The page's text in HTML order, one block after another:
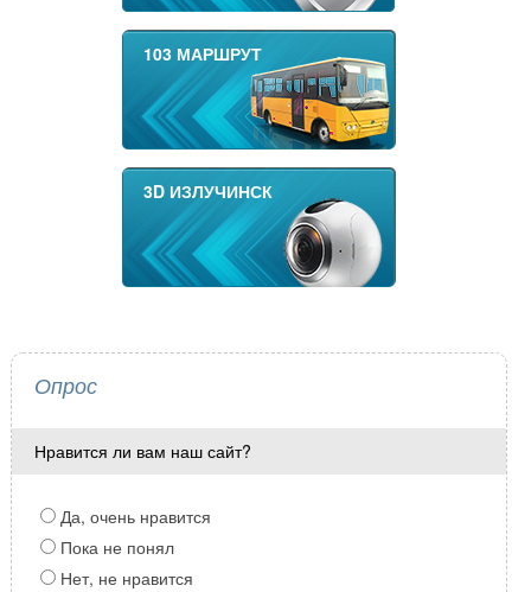
103 МАРШРУТ
3D ИЗЛУЧИНСК
Опрос
Нравится ли вам наш сайт?
Да, очень нравится
Пока не понял
Нет, не нравится